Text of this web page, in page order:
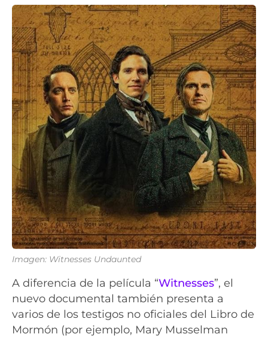
Imagen: Witnesses Undaunted
A diferencia de la película “Witnesses”, el
nuevo documental también presenta a
varios de los testigos no oficiales del Libro de
Mormón (por ejemplo, Mary Musselman